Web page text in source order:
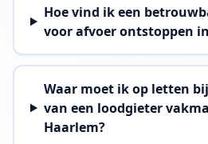
Hoe vind ik een
voor afvoer ontstoppen
Waar moet ik op letten
van een loodgieter
Haarlem?